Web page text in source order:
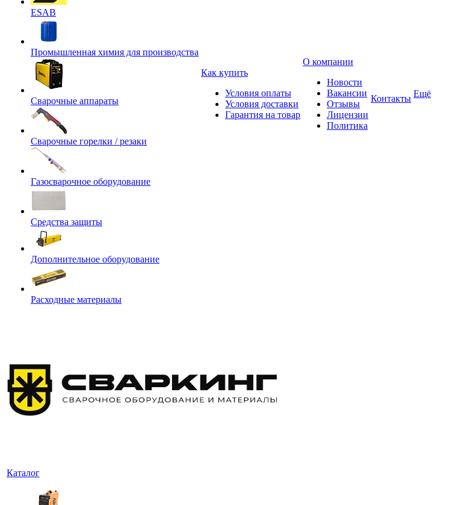
ESAB
Промышленная химия для производства
Сварочные аппараты
Сварочные горелки / резаки
Газосварочное оборудование
Средства защиты
Дополнительное оборудование
Расходные материалы
Как купить
Условия оплаты
Условия доставки
Гарантия на товар
О компании
Новости
Вакансии
Отзывы
Лицензии
Политика
Контакты Ещё
Каталог